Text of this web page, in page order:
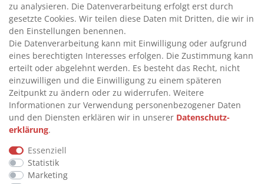
INFORMATIONEN
>
FAQ
>
VERTRAG WIDERRUFEN
>
WIDERRUFSRECHT
>
WIDERRUFSFORMULAR
IMPRESSUM
>
DATENSCHUTZERKLÄRUNG
>
AGB
zu analysieren. Die Datenverarbeitung erfolgt erst durch
gesetzte Cookies. Wir teilen diese Daten mit Dritten, die wir in
den Einstellungen benennen.
Die Datenverarbeitung kann mit Einwilligung oder aufgrund
eines berechtigten Interesses erfolgen. Die Zustimmung kann
erteilt oder abgelehnt werden. Es besteht das Recht, nicht
einzuwilligen und die Einwilligung zu einem späteren
Zeitpunkt zu ändern oder zu widerrufen. Weitere
Informationen zur Verwendung personenbezogener Daten
und den Diensten erklären wir in unserer Daten­schutz­
erklärung.
Essenziell
Statistik
Marketing